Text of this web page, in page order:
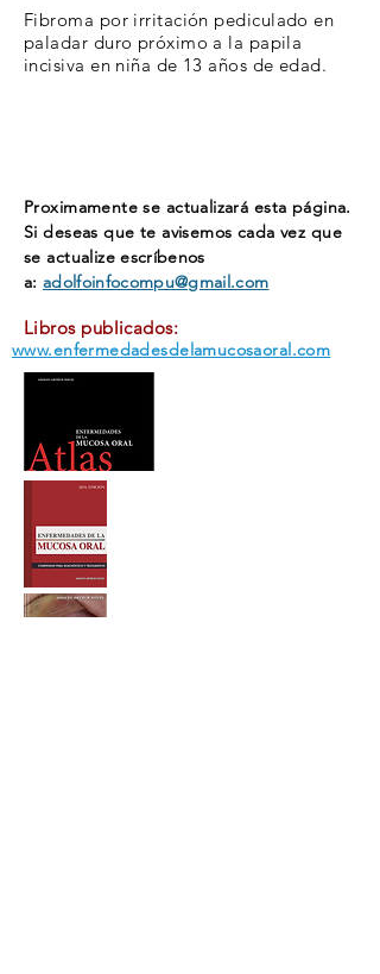
Fibroma por irritación pediculadoen
paladar duro próximo a la papila
incisiva en niña de 13 años de edad.
Libros publicados:
www.enfermedadesdelamucosaoral.com
Proximamente se actualizará esta página.
Si deseas que te avisemos cada vez que
se actualizeescríbenos
a:adolfoinfocompu@gmail.com